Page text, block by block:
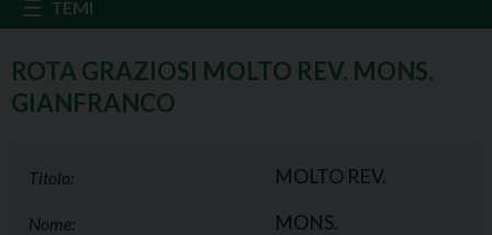
ROTA GRAZIOSI MOLTO REV. MONS.
GIANFRANCO
Titolo: MOLTO REV.
Nome:
MONS.